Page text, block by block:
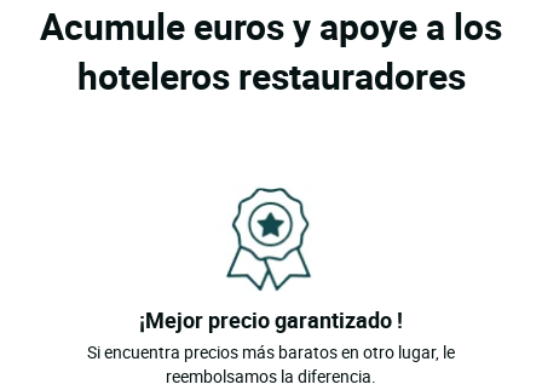
Acumule euros y apoye a los
hoteleros restauradores
¡Mejor precio garantizado !
Si encuentra precios más baratos en otro lugar, le
reembolsamos la diferencia.